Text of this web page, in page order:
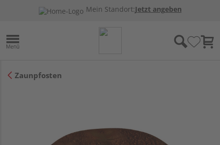
Mein Standort:Jetzt angeben
Zaunpfosten